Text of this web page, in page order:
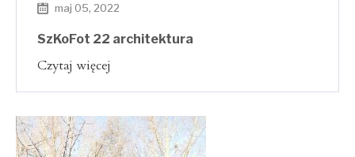
maj 05, 2022
SzKoFot 22 architektura
Czytaj więcej